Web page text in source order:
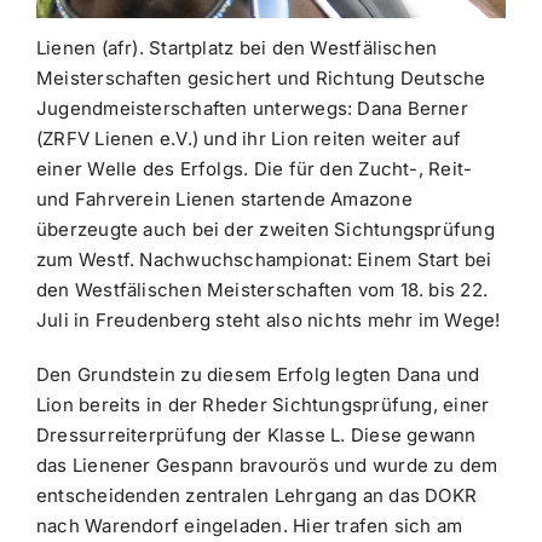
Lienen (afr). Startplatz bei den Westfälischen
Meisterschaften gesichert und Richtung Deutsche
Jugendmeisterschaften unterwegs: Dana Berner
(ZRFV Lienen e.V.) und ihr Lion reiten weiter auf
einer Welle des Erfolgs. Die für den Zucht-, Reit-
und Fahrverein Lienen startende Amazone
überzeugte auch bei der zweiten Sichtungsprüfung
zum Westf. Nachwuchschampionat: Einem Start bei
den Westfälischen Meisterschaften vom 18. bis 22.
Juli in Freudenberg steht also nichts mehr im Wege!
Den Grundstein zu diesem Erfolg legten Dana und
Lion bereits in der Rheder Sichtungsprüfung, einer
Dressurreiterprüfung der Klasse L. Diese gewann
das Lienener Gespann bravourös und wurde zu dem
entscheidenden zentralen Lehrgang an das DOKR
nach Warendorf eingeladen. Hier trafen sich am